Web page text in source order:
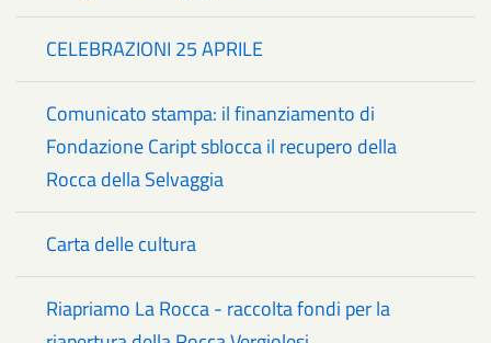
CELEBRAZIONI 25 APRILE
Comunicato stampa: il finanziamento di
Fondazione Caript sblocca il recupero della
Rocca della Selvaggia
Carta delle cultura
Riapriamo La Rocca - raccolta fondi per la